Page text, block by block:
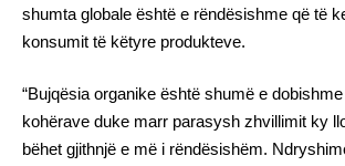
shumta globale është e rëndësishme që të
konsumit të këtyre produkteve.
“Bujqësia organike është shumë e
kohërave duke marr parasysh zhvillimit ky
bëhet gjithnjë e më i rëndësishëm.